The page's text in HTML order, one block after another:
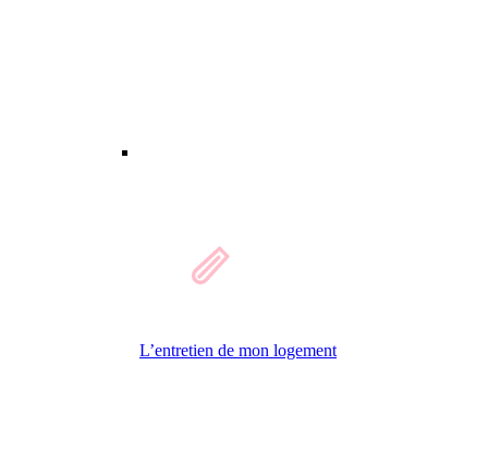
L’entretien de mon logement